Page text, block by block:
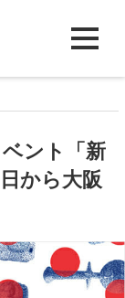
ント「新
から大阪